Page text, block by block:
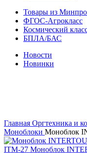
Товары из
ФГОС-Агрокласс
Космический
БПЛА/БАС
Новости
Новинки
Главная Оргтехника и
Моноблоки Моноблок